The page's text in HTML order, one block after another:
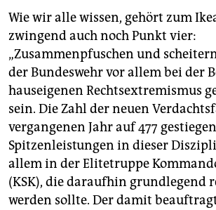
Wie wir alle wissen, gehört zum
zwingend auch noch Punkt vier:
„Zusammenpfuschen und
der Bundeswehr vor allem bei der
hauseigenen Rechtsextremismus
sein. Die Zahl der neuen
vergangenen Jahr auf 477
Spitzenleistungen in dieser
allem in der Elitetruppe
(KSK), die daraufhin grundlegend
werden sollte. Der damit